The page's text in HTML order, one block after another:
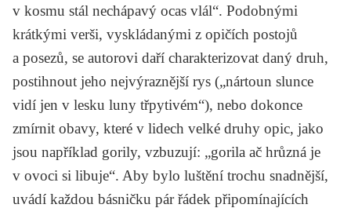
v kosmu stál nechápavý ocas vlál“. Podobnými
krátkými verši, vyskládanými z opičích postojů
a posezů, se autorovi daří charakterizovat daný druh,
postihnout jeho nejvýraznější rys („nártoun slunce
vidí jen v lesku luny třpytivém“), nebo dokonce
zmírnit obavy, které v lidech velké druhy opic, jako
jsou například gorily, vzbuzují: „gorila ač hrůzná je
v ovoci si libuje“. Aby bylo luštění trochu snadnější,
uvádí každou básničku pár řádek připomínajících